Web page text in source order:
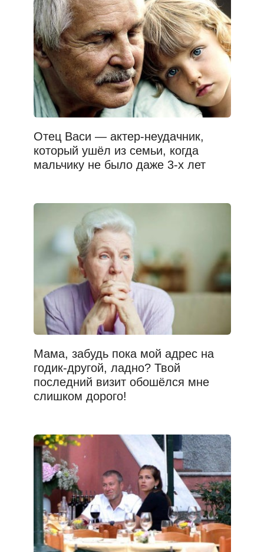
Отец Васи — актер-неудачник,
который ушёл из семьи, когда
мальчику не было даже 3-х лет
Мама, забудь пока мой адрес на
годик-другой, ладно? Твой
последний визит обошёлся мне
слишком дорого!